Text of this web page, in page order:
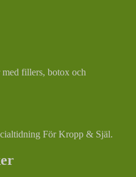
fillers, botox och
För Kropp & Själ.